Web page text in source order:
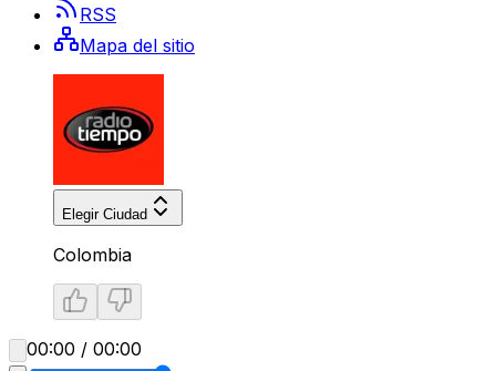
RSS
Mapa del sitio
Elegir Ciudad
Colombia
00:00 / 00:00